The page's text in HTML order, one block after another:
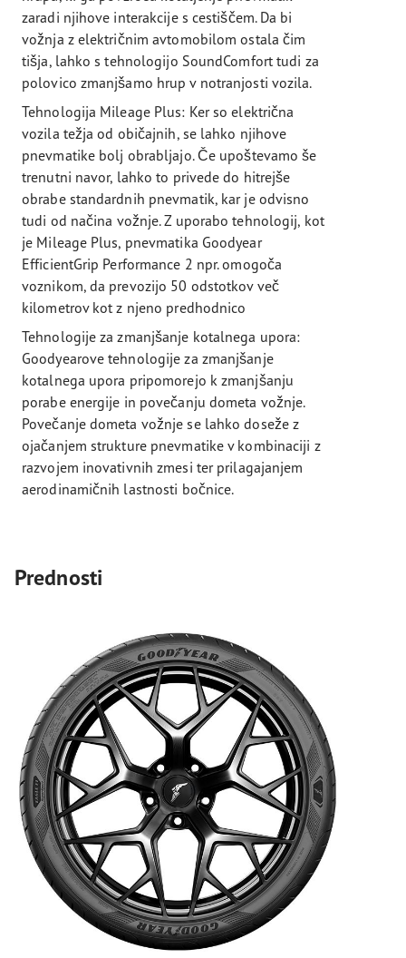
zaradi njihove interakcije s cestiščem. Da bi
vožnja z električnim avtomobilom ostala čim
tišja, lahko s tehnologijo SoundComfort tudi za
polovico zmanjšamo hrup v notranjosti vozila.
Tehnologija Mileage Plus: Ker so električna
vozila težja od običajnih, se lahko njihove
pnevmatike bolj obrabljajo. Če upoštevamo še
trenutni navor, lahko to privede do hitrejše
obrabe standardnih pnevmatik, kar je odvisno
tudi od načina vožnje. Z uporabo tehnologij, kot
je Mileage Plus, pnevmatika Goodyear
EfficientGrip Performance 2 npr. omogoča
voznikom, da prevozijo 50 odstotkov več
kilometrov kot z njeno predhodnico
Tehnologije za zmanjšanje kotalnega upora:
Goodyearove tehnologije za zmanjšanje
kotalnega upora pripomorejo k zmanjšanju
porabe energije in povečanju dometa vožnje.
Povečanje dometa vožnje se lahko doseže z
ojačanjem strukture pnevmatike v kombinaciji z
razvojem inovativnih zmesi ter prilagajanjem
aerodinamičnih lastnosti bočnice.
Prednosti